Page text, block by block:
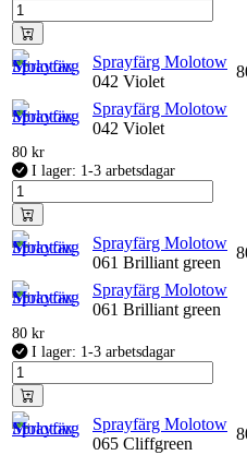
Sprayfärg Molotow
042 Violet
Sprayfärg Molotow
042 Violet
80 kr
I lager: 1-3 arbetsdagar
Sprayfärg Molotow
061 Brilliant green
Sprayfärg Molotow
061 Brilliant green
80 kr
I lager: 1-3 arbetsdagar
Sprayfärg Molotow
065 Cliffgreen